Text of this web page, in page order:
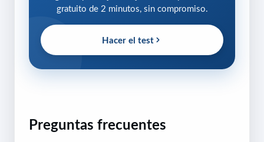
gratuito de 2 minutos, sin compromiso.
Hacer el test
Preguntas frecuentes